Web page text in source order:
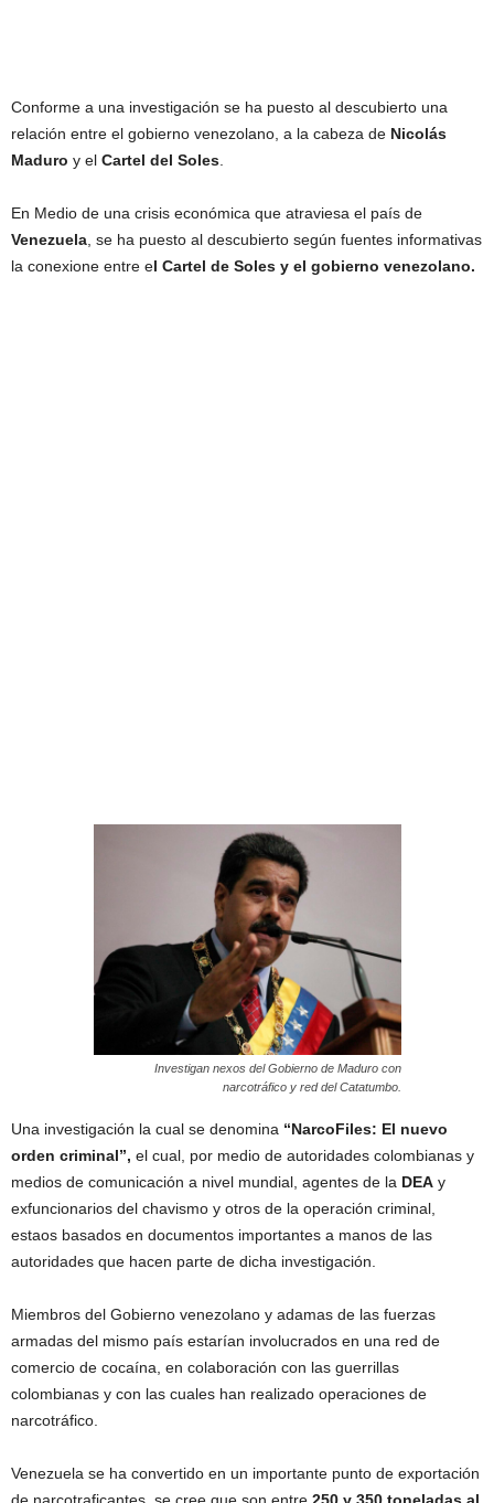
Conforme a una investigación se ha puesto al descubierto una
relación entre el gobierno venezolano, a la cabeza de Nicolás
Maduro y el Cartel del Soles
En Medio de una crisis económica que atraviesa el país de
Venezuela , se ha puesto al descubierto según fuentes informativas
la conexione entre el Cartel de Soles y el gobierno venezolano.
Investigan nexos del Gobierno de Maduro con
narcotráfico y red del Catatumbo.
Una investigación la cual se denomina “NarcoFiles: El nuevo
orden criminal”, el cual, por medio de autoridades colombianas y
medios de comunicación a nivel mundial, agentes de la DEA y
exfuncionarios del chavismo y otros de la operación criminal,
estaos basados en documentos importantes a manos de las
autoridades que hacen parte de dicha investigación.
Miembros del Gobierno venezolano y adamas de las fuerzas
armadas del mismo país estarían involucrados en una red de
comercio de cocaína, en colaboración con las guerrillas
colombianas y con las cuales han realizado operaciones de
narcotráfico.
Venezuela se ha convertido en un importante punto de exportación